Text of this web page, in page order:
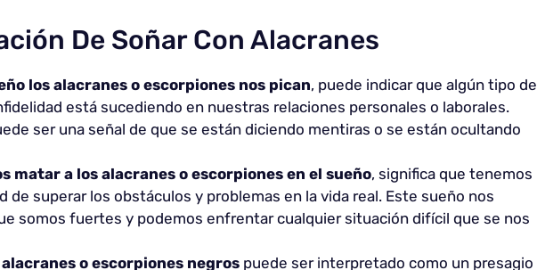
De Soñar Con Alacranes
los alacranes o escorpiones nos pican, puede indicar que algún tipo de
está sucediendo en nuestras relaciones personales o laborales.
ser una señal de que se están diciendo mentiras o se están ocultando
matar a los alacranes o escorpiones en el sueño, significa que tenemos
de superar los obstáculos y problemas en la vida real. Este sueño nos
somos fuertes y podemos enfrentar cualquier situación difícil que se nos
o escorpiones negros puede ser interpretado como un presagio